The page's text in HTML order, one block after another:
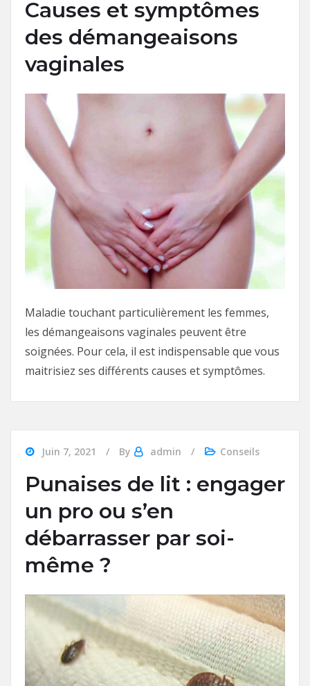
Causes et symptômes
des démangeaisons
vaginales
Maladie touchant particulièrement les femmes,
les démangeaisons vaginales peuvent être
soignées. Pour cela, il est indispensable que vous
maitrisiez ses différents causes et symptômes.
Juin 7, 2021 By admin Conseils
Punaises de lit : engager
un pro ou s’en
débarrasser par soi-
même ?